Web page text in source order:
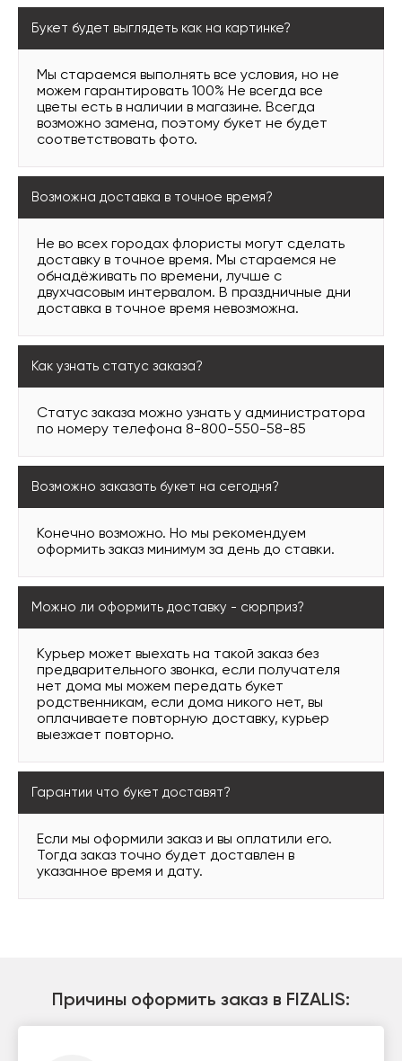
Букет будет выглядеть как на картинке?
Мы стараемся выполнять все условия, но не
можем гарантировать 100% Не всегда все
цветы есть в наличии в магазине. Всегда
возможно замена, поэтому букет не будет
соответствовать фото.
Возможна доставка в точное время?
Не во всех городах флористы могут сделать
доставку в точное время. Мы стараемся не
обнадёживать по времени, лучше с
двухчасовым интервалом. В праздничные дни
доставка в точное время невозможна.
Как узнать статус заказа?
Статус заказа можно узнать у администратора
по номеру телефона 8-800-550-58-85
Возможно заказать букет на сегодня?
Конечно возможно. Но мы рекомендуем
оформить заказ минимум за день до ставки.
Можно ли оформить доставку - сюрприз?
Курьер может выехать на такой заказ без
предварительного звонка, если получателя
нет дома мы можем передать букет
родственникам, если дома никого нет, вы
оплачиваете повторную доставку, курьер
выезжает повторно.
Гарантии что букет доставят?
Если мы оформили заказ и вы оплатили его.
Тогда заказ точно будет доставлен в
указанное время и дату.
Причины оформить заказ в FIZALIS: